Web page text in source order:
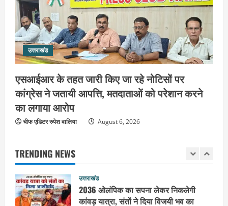
उत्तराखंड
एसआईआर के तहत जारी किए जा रहे नोटिसों पर
कांग्रेस ने जतायी आपत्ति, मतदाताओं को परेशान करने
का लगाया आरोप
चीफ एडिटर रुपेश वालिया August 6, 2026
TRENDING NEWS
August 5, 2026
5
उत्तराखंड
जिला जेल में गूंजा मां गंगा का महिमा गान,
संगीतमय कथा से कैदियों को मिला आध्यात्मिक
संदेश
उत्तराखंड
हरिद्वार के नेताओं को कांग्रेस प्रदेश
नए चेहरे
2
2036 ओलंपिक का सपना लेकर निकलेगी
कांवड़ यात्रा, संतों ने दिया विजयी भव का
आशीर्वाद
August 6, 2026